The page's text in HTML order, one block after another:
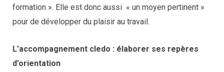
formation ». Elle est donc aussi « un moyen pertinent »
pour de développer du plaisir au travail.
L’accompagnement cledo : élaborer ses repères
d’orientation